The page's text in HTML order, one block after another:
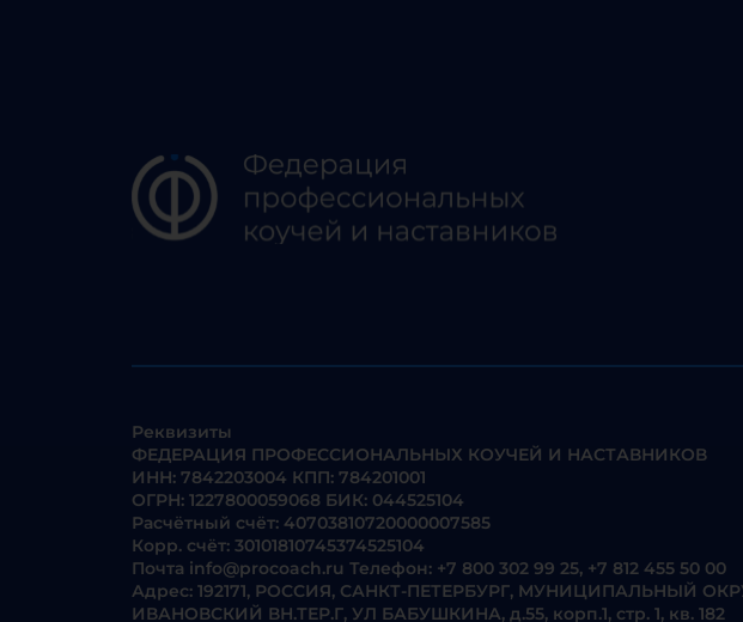
Реквизиты
ФЕДЕРАЦИЯ ПРОФЕССИОНАЛЬНЫХ КОУЧЕЙ И НАСТАВНИКОВ
ИНН: 7842203004 КПП: 784201001
ОГРН: 1227800059068 БИК: 044525104
Расчётный счёт: 40703810720000007585
Корр. счёт: 30101810745374525104
Почта info@procoach.ru Телефон: +7 800 302 99 25, +7 812 455 50 00
Адрес: 192171, РОССИЯ, САНКТ-ПЕТЕРБУРГ, МУНИЦИПАЛЬНЫЙ
ИВАНОВСКИЙ ВН.ТЕР.Г, УЛ БАБУШКИНА, д.55, корп.1, стр. 1, кв. 182